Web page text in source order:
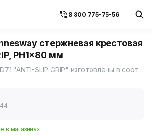
8 800 775-75-56
стержневая крестовая
PH1x80 мм
Отвертки серии D71 "ANTI-SLIP GRIP" изготовлены в соответствии с требованиями стандарта DIN 5262, отвечают техническим условиям ГОСТ 17199-88.
в магазинах